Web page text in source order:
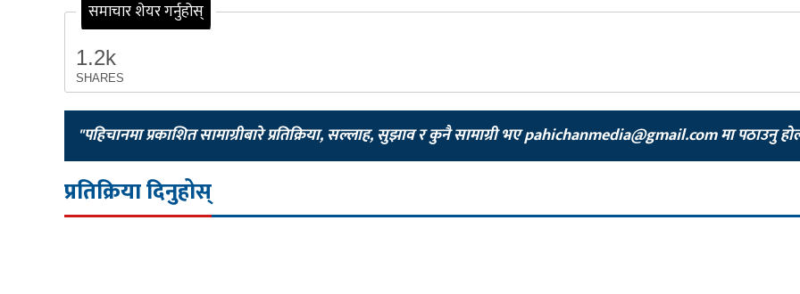
समाचार शेयर गर्नुहोस्
1.2k
SHARES
"पहिचानमा प्रकाशित सामाग्रीबारे प्रतिक्रिया, सल्लाह, सुझाव र कुनै सामाग्री भएpahichanmedia@gmail.comमा पठाउनु
प्रतिक्रिया दिनुहोस्